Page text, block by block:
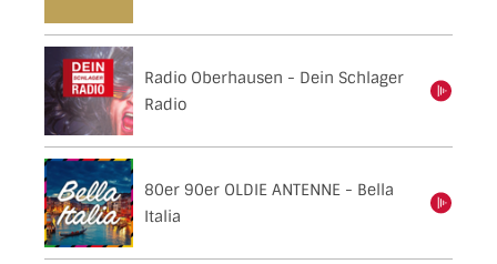
Radio Oberhausen - Dein Schlager
Radio
einschalten
80er 90er OLDIE ANTENNE - Bella
Italia